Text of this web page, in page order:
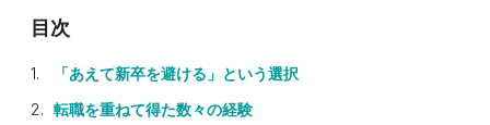
「あえて新卒を避ける」という選択
転職を重ねて得た数々の経験